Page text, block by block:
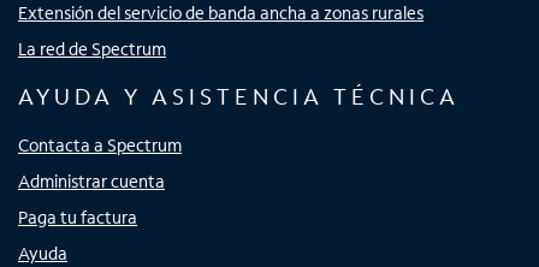
Extensión del servicio de banda ancha a zonas rurales
La red de Spectrum
AYUDA Y ASISTENCIA TÉCNICA
Contacta a Spectrum
Administrar cuenta
Paga tu factura
Ayuda